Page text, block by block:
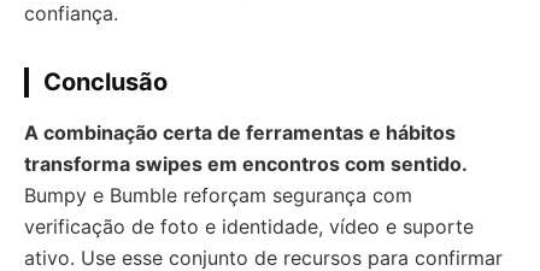
confiança.
Conclusão
A combinação certa de ferramentas e hábitos
transforma swipes em encontros com sentido.
Bumpy e Bumble reforçam segurança com
verificação de foto e identidade, vídeo e suporte
ativo. Use esse conjunto de recursos para confirmar